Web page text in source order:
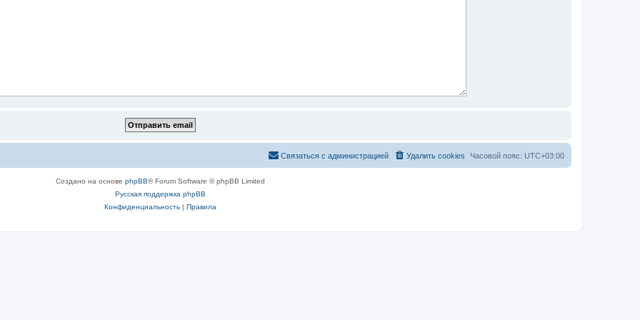
Часовой пояс: UTC+03:00
Удалить cookies
Связаться с администрацией
Создано на основе phpBB® Forum Software © phpBB Limited
Русская поддержка phpBB
Конфиденциальность| Правила